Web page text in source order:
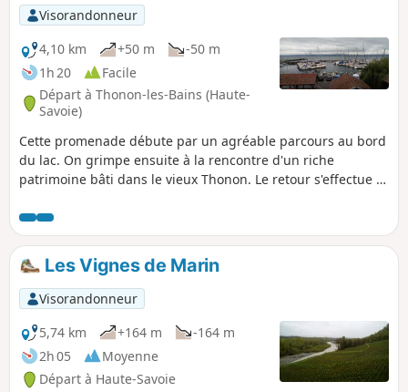
Visorandonneur
4,10 km
+50 m
-50 m
1h 20
Facile
Départ à Thonon-les-Bains (Haute-
Savoie)
Cette promenade débute par un agréable parcours au bord
du lac. On grimpe ensuite à la rencontre d'un riche
patrimoine bâti dans le vieux Thonon. Le retour s'effectue à
Les Vignes de Marin
Visorandonneur
5,74 km
+164 m
-164 m
2h 05
Moyenne
Départ à Haute-Savoie